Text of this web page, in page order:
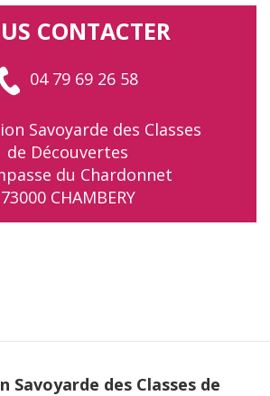
CONTACTER
04 79 69 26 58
Savoyarde des Classes
de Découvertes
du Chardonnet
73000 CHAMBERY
Savoyarde des Classes de